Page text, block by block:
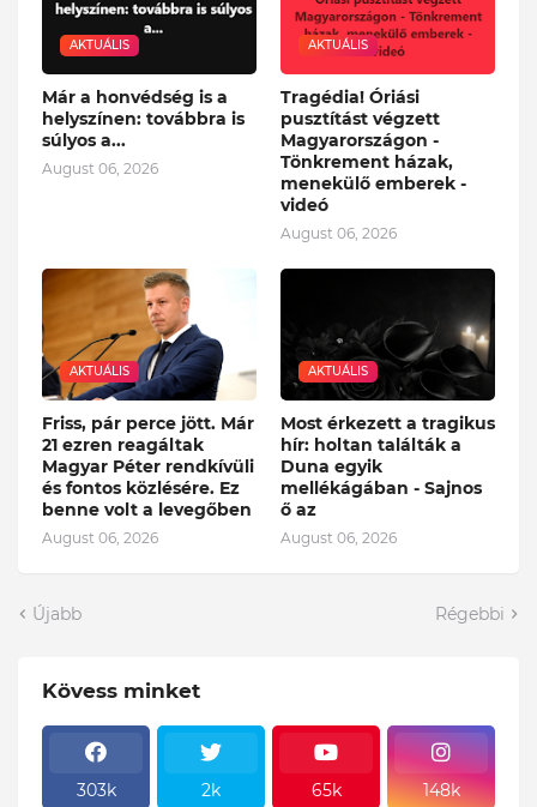
AKTUÁLIS
Már a honvédség is a
helyszínen: továbbra is
súlyos a...
August 06, 2026
AKTUÁLIS
Tragédia! Óriási
pusztítást végzett
Magyarországon -
Tönkrement házak,
menekülő emberek -
videó
August 06, 2026
AKTUÁLIS
Friss, pár perce jött. Már
21 ezren reagáltak
Magyar Péter rendkívüli
és fontos közlésére. Ez
benne volt a levegőben
August 06, 2026
AKTUÁLIS
Most érkezett a tragikus
hír: holtan találták a
Duna egyik
mellékágában - Sajnos
ő az
August 06, 2026
Újabb Régebbi
Kövess minket
303k 2k 65k 148k